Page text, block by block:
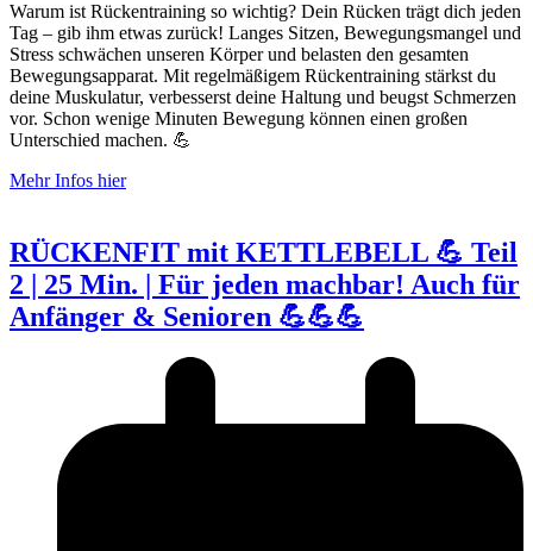
Warum ist Rückentraining so wichtig? Dein Rücken trägt dich jeden
Tag – gib ihm etwas zurück! Langes Sitzen, Bewegungsmangel und
Stress schwächen unseren Körper und belasten den gesamten
Bewegungsapparat. Mit regelmäßigem Rückentraining stärkst du
deine Muskulatur, verbesserst deine Haltung und beugst Schmerzen
vor. Schon wenige Minuten Bewegung können einen großen
Unterschied machen. 💪
Mehr Infos hier
RÜCKENFIT mit KETTLEBELL 💪 Teil
2 | 25 Min. | Für jeden machbar! Auch für
Anfänger & Senioren 💪💪💪